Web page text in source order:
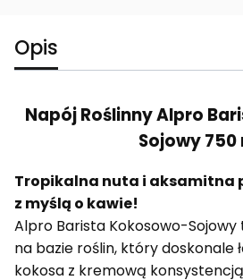
Opis
Napój Roślinny Alpro
Sojowy 750
Tropikalna nuta i aksamitna
z myślą o kawie!
Alpro Barista Kokosowo-
na bazie roślin, który doskonale
kokosa z kremową